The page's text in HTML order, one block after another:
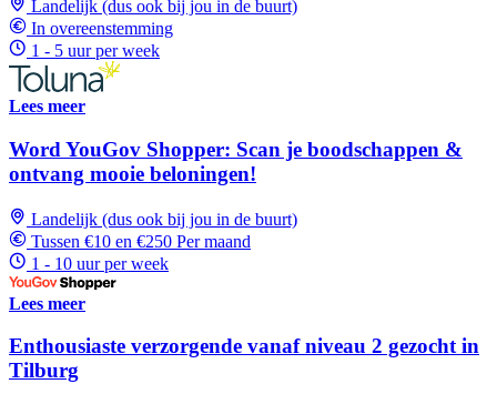
Landelijk (dus ook bij jou in de buurt)
In overeenstemming
1 - 5 uur per week
Lees meer
Word YouGov Shopper: Scan je boodschappen &
ontvang mooie beloningen!
Landelijk (dus ook bij jou in de buurt)
Tussen €10 en €250 Per maand
1 - 10 uur per week
Lees meer
Enthousiaste verzorgende vanaf niveau 2 gezocht in
Tilburg